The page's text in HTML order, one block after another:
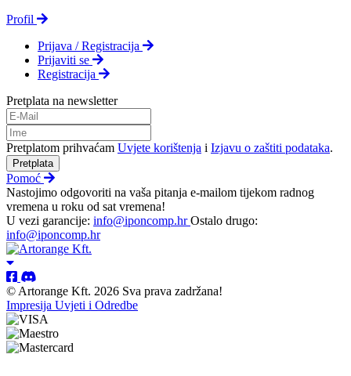
Profil
Prijava / Registracija
Prijaviti se
Registracija
Pretplata na newsletter
Pretplatom prihvaćam Uvjete korištenja i Izjavu o zaštiti podataka.
Pretplata
Pomoć
Nastojimo odgovoriti na vaša pitanja e-mailom tijekom radnog
vremena u roku od sat vremena!
U vezi garancije: info@iponcomp.hrOstalo drugo:
info@iponcomp.hr
© Artorange Kft. 2026 Sva prava zadržana!
Impresija Uvjeti i Odredbe